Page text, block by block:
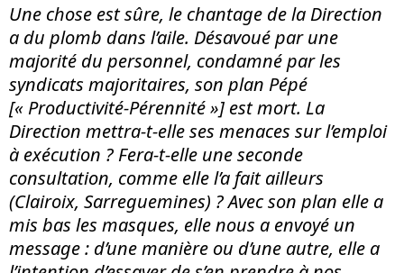
Une chose est sûre, le chantage de la Direction
a du plomb dans l’aile. Désavoué par une
majorité du personnel, condamné par les
syndicats majoritaires, son plan Pépé
[« Productivité-Pérennité »] est mort. La
Direction mettra-t-elle ses menaces sur l’emploi
à exécution ? Fera-t-elle une seconde
consultation, comme elle l’a fait ailleurs
(Clairoix, Sarreguemines) ? Avec son plan elle a
mis bas les masques, elle nous a envoyé un
message : d’une manière ou d’une autre, elle a